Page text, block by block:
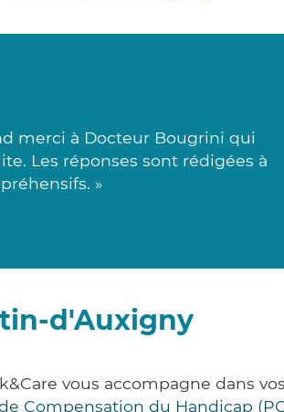
merci à Docteur Bougrini qui
Les réponses sont rédigées à
»
d'Auxigny
vous accompagne dans
Compensation du Handicap